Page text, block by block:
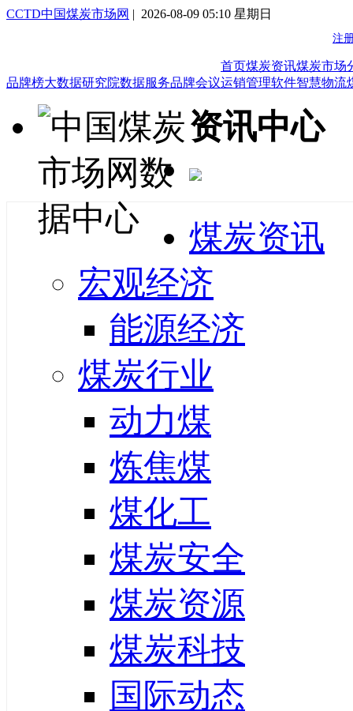
CCTD中国煤炭市场网 | 2026-08-09 05:10 星期日
首页煤炭资讯煤炭市场
品牌榜大数据研究院数据服务品牌会议运销管理软件智慧物流
资讯中心
煤炭资讯
宏观经济
能源经济
煤炭行业
动力煤
炼焦煤
煤化工
煤炭安全
煤炭资源
煤炭科技
国际动态